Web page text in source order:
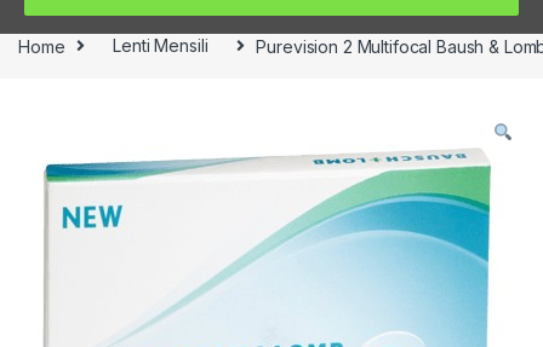
Home Lenti Mensili Purevision 2 Multifocal Baush &